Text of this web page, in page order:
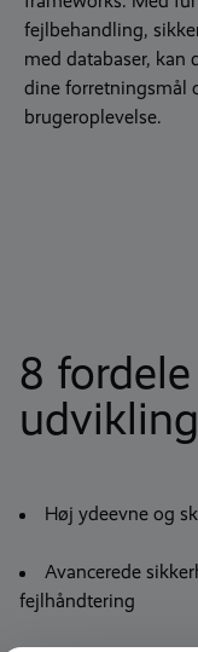
fejlbehandling,
med databaser, kan
dine forretningsmål
brugeroplevelse.
8
Høj ydeevne og
Avancerede
fejlhåndtering